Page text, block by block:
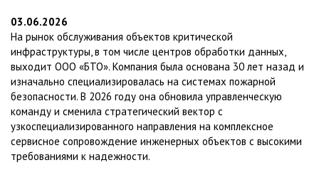
03.06.2026
На рынок обслуживания объектов критической
инфраструктуры, в том числе центров обработки данных,
выходит ООО «БТО». Компания была основана 30 лет назад и
изначально специализировалась на системах пожарной
безопасности. В 2026 году она обновила управленческую
команду и сменила стратегический вектор с
узкоспециализированного направления на комплексное
сервисное сопровождение инженерных объектов с высокими
требованиями к надежности.